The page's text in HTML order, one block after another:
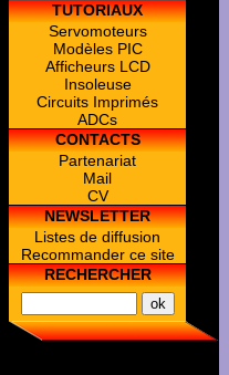
TUTORIAUX
Servomoteurs
Modèles PIC
Afficheurs LCD
Insoleuse
Circuits Imprimés
ADCs
CONTACTS
Partenariat
Mail
CV
NEWSLETTER
Listes de diffusion
Recommander ce site
RECHERCHER